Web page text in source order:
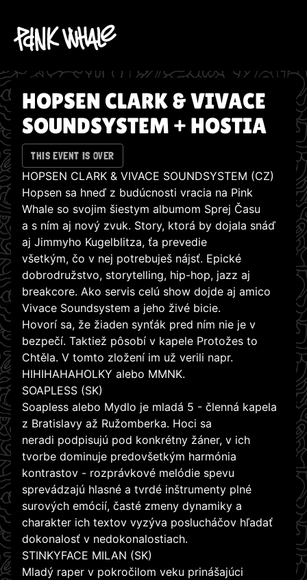
HOPSEN CLARK & VIVACE
SOUNDSYSTEM + HOSTIA
THIS EVENT IS OVER
HOPSEN CLARK & VIVACE SOUNDSYSTEM (CZ)
Hopsen sa hneď z budúcnosti vracia na Pink
Whale so svojim šiestym albumom Sprej Času
a s ním aj nový zvuk. Story, ktorá by dojala snáď
aj Jimmyho Kugelblitza, ťa prevedie
všetkým, čo v nej potrebuješ nájsť. Epické
dobrodružstvo, storytelling, hip-hop, jazz aj
breakcore. Ako servis celú show dojde aj amico
Vivace Soundsystem a jeho živé bicie.
Hovorí sa, že žiaden synťák pred ním nie je v
bezpečí. Taktiež pôsobí v kapele Protožes to
Chtěla. V tomto zložení im už verili napr.
HIHIHAHAHOLKY alebo MMNK.
SOAPLESS (SK)
Soapless alebo Mydlo je mladá 5 - členná kapela
z Bratislavy až Ružomberka. Hoci sa
neradi podpisujú pod konkrétny žáner, v ich
tvorbe dominuje predovšetkým harmónia
kontrastov - rozprávkové melódie spevu
sprevádzajú hlasné a tvrdé inštrumenty plné
surových emócií, časté zmeny dynamiky a
charakter ich textov vyzýva poslucháčov hľadať
dokonalosť v nedokonalostiach.
STINKYFACE MILAN (SK)
Mladý raper v pokročilom veku prinášajúci